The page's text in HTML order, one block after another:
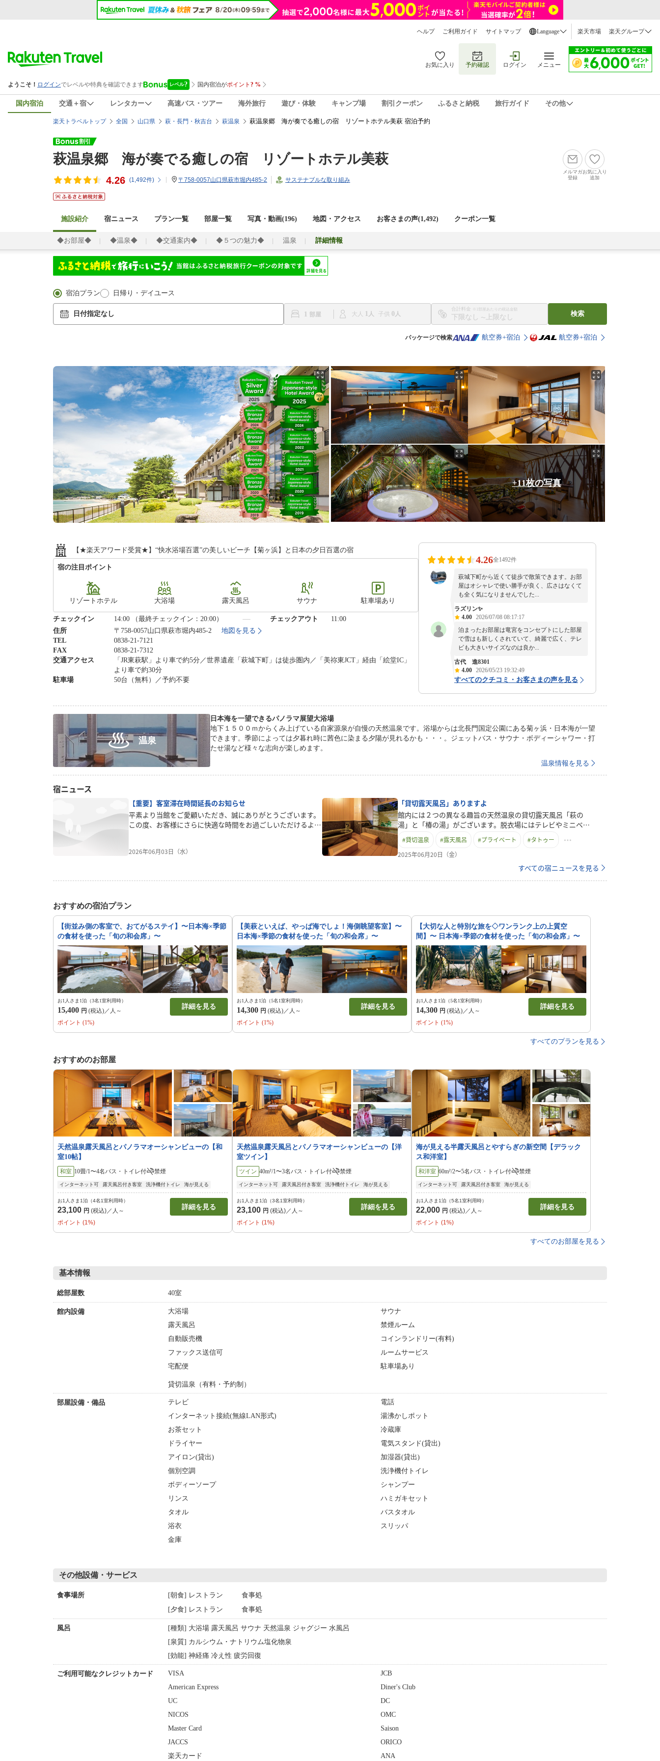
ヘルプ ご利用ガイド サイトマップ Language 楽天市場 楽天グループ
お気に入り 予約確認 ログイン メニュー
国内宿泊 交通＋宿 レンタカー 高速バス・ツアー 海外旅行 遊び・体験 キャンプ場 割引クーポン ふるさと納税 旅行ガイド その他
楽天トラベルトップ 全国 山口県 萩・長門・秋吉台 萩温泉 萩温泉郷 海が奏でる癒しの宿 リゾートホテル美萩 宿泊予約
萩温泉郷 海が奏でる癒しの宿 リゾートホテル美萩
4.26 (1,492件) 〒758-0057山口県萩市堀内485-2 サステナブルな取り組み
メルマガ
登録
お気に入り
追加
施設紹介 宿ニュース プラン一覧 部屋一覧 写真・動画(196) 地図・アクセス お客さまの声(1,492) クーポン一覧
◆お部屋◆ ◆温泉◆ ◆交通案内◆ ◆５つの魅力◆ 温泉 詳細情報
宿泊プラン 日帰り・デイユース
日付指定なし 1 大人 1 子供 0
合計料金 ※1部屋あたりの税込金額
〜
検索
パッケージで検索 航空券+宿泊 航空券+宿泊
+11枚の写真
【★楽天アワード受賞★】“快水浴場百選”の美しいビーチ【菊ヶ浜】と日本の夕日百選の宿
宿の注目ポイント
リゾートホテル 大浴場 露天風呂 サウナ 駐車場あり
チェックイン 14:00 （最終チェックイン：20:00） チェックアウト
11:00
住所
〒758-0057山口県萩市堀内485-2
地図を見る
TEL
0838-21-7121
FAX
0838-21-7312
交通アクセス
「JR東萩駅」より車で約5分／世界遺産「萩城下町」は徒歩圏内／「美祢東JCT」経由「絵堂IC」
より車で約30分
駐車場
50台（無料）／予約不要
4.26全1492件
萩城下町から近くて徒歩で散策できます。お部
屋はオシャレで使い勝手が良く、広さはなくて
も全く気になりませんでした...
ラズリン✨
4.00 2026/07/08 08:17:17
泊まったお部屋は竜宮をコンセプトにした部屋
で雪はも新しくされていて、綺麗で広く、テレ
ビも大きいサイズなのは良か...
古代 進8301
4.00 2026/05/23 19:32:49
すべてのクチコミ・お客さまの声を見る
温泉
日本海を一望できるパノラマ展望大浴場
地下１５００ｍからくみ上げている自家源泉が自慢の天然温泉です。浴場からは北長門国定公園にある菊ヶ浜・日本海が一望
できます。季節によっては夕暮れ時に茜色に染まる夕陽が見れるかも・・・。ジェットバス・サウナ・ボディーシャワー・打
たせ湯など様々な志向が楽しめます。
温泉情報を見る
宿ニュース
【重要】客室滞在時間延長のお知らせ
平素より当館をご愛顧いただき、誠にありがとうございます。
この度、お客様にさらに快適な時間をお過ごしいただけるよ
り【変更内容】・チェックイン 変更前 15:00 から 変更後
お過ごしいただけます。皆様のご予約を心よりお待ち申し上げ
2026年06月03日（水）
「貸切露天風呂」ありますよ
館内には２つの異なる趣旨の天然温泉の貸切露天風呂「萩の
湯」と「椿の湯」がございます。脱衣場にはテレビやミニベビ
ーベッド、さらには３点ソファーセットと充実したアイテムを
ご用意いたしております。是非一度お試しください。ご利用料
金 ４５分 ４，４００円（税込）ご利用時間 15：00～
21：00（最終受付18：00）事前予約も可能です。ご検討中の
#貸切温泉 #露天風呂 #プライベート #タトゥー
2025年06月20日（金）
すべての宿ニュースを見る
おすすめの宿泊プラン
【街並み側の客室で、おてがるステイ】〜日本海×季節
の食材を使った「旬の和会席」〜
お1人さま1泊（3名1室利用時）
15,400 円 (税込)／人～
詳細を見る
ポイント (1%)
【美萩といえば、やっぱ海でしょ！海側眺望客室】〜
日本海×季節の食材を使った「旬の和会席」〜
お1人さま1泊（5名1室利用時）
14,300 円 (税込)／人～
詳細を見る
ポイント (1%)
【大切な人と特別な旅を◇ワンランク上の上質空
間】〜 日本海×季節の食材を使った「旬の和会席」〜
お1人さま1泊（5名1室利用時）
14,300 円 (税込)／人～
詳細を見る
ポイント (1%)
すべてのプランを見る
おすすめのお部屋
天然温泉露天風呂とパノラマオーシャンビューの【和
室10帖】
和室 10畳/1〜4名バス・トイレ付 禁煙
インターネット可 露天風呂付き客室 洗浄機付トイレ 海が見える
お1人さま1泊（4名1室利用時）
23,100 円 (税込)／人～ 詳細を見る
ポイント (1%)
天然温泉露天風呂とパノラマオーシャンビューの【洋
室ツイン】
ツイン 40m²/1〜3名バス・トイレ付 禁煙
インターネット可 露天風呂付き客室 洗浄機付トイレ 海が見える
お1人さま1泊（3名1室利用時）
23,100 円 (税込)／人～ 詳細を見る
ポイント (1%)
海が見える半露天風呂とやすらぎの新空間【デラック
ス和洋室】
和洋室 60m²/2〜5名バス・トイレ付 禁煙
インターネット可 露天風呂付き客室 海が見える
お1人さま1泊（5名1室利用時）
22,000 円 (税込)／人～ 詳細を見る
ポイント (1%)
すべてのお部屋を見る
基本情報
総部屋数 40室
館内設備 大浴場
サウナ
露天風呂
禁煙ルーム
自動販売機
コインランドリー(有料)
ファックス送信可
ルームサービス
宅配便
駐車場あり
貸切温泉（有料・予約制）
部屋設備・備品 テレビ
電話
インターネット接続(無線LAN形式)
湯沸かしポット
お茶セット
冷蔵庫
ドライヤー
電気スタンド(貸出)
アイロン(貸出)
加湿器(貸出)
個別空調
洗浄機付トイレ
ボディーソープ
シャンプー
リンス
ハミガキセット
タオル
バスタオル
浴衣
スリッパ
金庫
その他設備・サービス
食事場所 [朝食] レストラン
食事処
[夕食] レストラン
食事処
風呂
[種類] 大浴場 露天風呂 サウナ 天然温泉 ジャグジー 水風呂
[泉質] カルシウム・ナトリウム塩化物泉
[効能] 神経痛 冷え性 疲労回復
ご利用可能なクレジットカード VISA
JCB
American Express
Diner's Club
UC
DC
NICOS
OMC
Master Card
Saison
JACCS
ORICO
楽天カード
ANA